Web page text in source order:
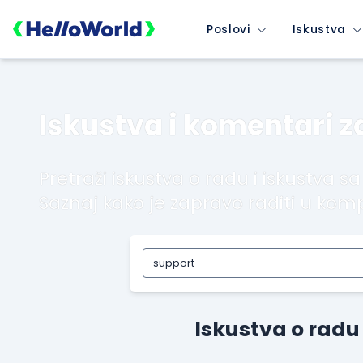
Poslovi Iskustva
Iskustva i komentari
Pretraži iskustva o radu i iskustva
Saznaj kako je zapravo raditi u
Iskustva o